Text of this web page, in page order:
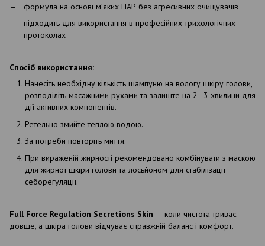
формула на основі м’яких ПАР без агресивних очищувачів
підходить для використання в професійних трихологічних
протоколах
Спосіб використання:
Нанесіть необхідну кількість шампуню на вологу шкіру голови,
розподіліть масажними рухами та залиште на 2–3 хвилини для
дії активних компонентів.
Ретельно змийте теплою водою.
За потреби повторіть миття.
При вираженій жирності рекомендовано комбінувати з маскою
для жирної шкіри голови та лосьйоном для стабілізації
себорегуляції.
Full Force Regulation Secretions Skin — коли чистота триває
довше, а шкіра голови відчуває справжній баланс і комфорт.